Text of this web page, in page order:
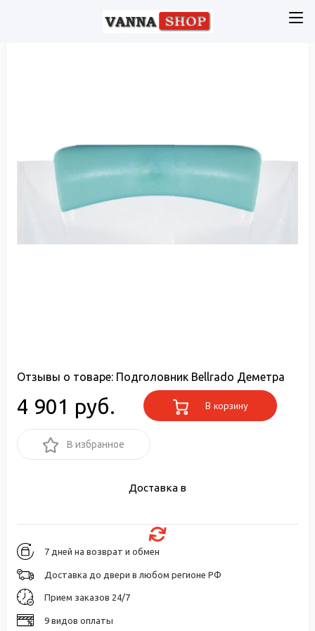
Отзывы о товаре: Подголовник Bellrado Деметра
4 901 руб. В корзину
В избранное
Доставка в
7 дней на возврат и обмен
Доставка до двери в любом регионе РФ
Прием заказов 24/7
9 видов оплаты